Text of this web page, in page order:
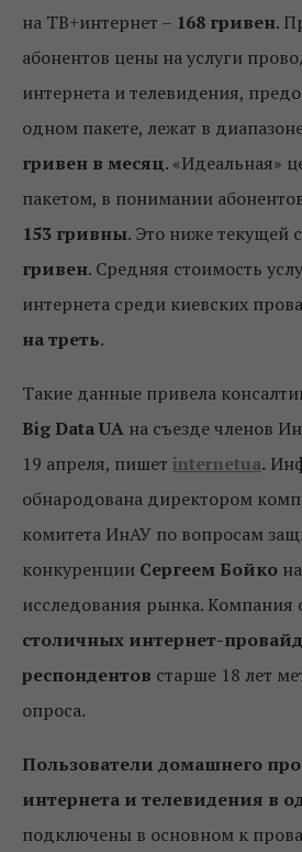
на ТВ+интернет – 168 гривен.
абонентов цены на услуги
интернета и телевидения,
одном пакете, лежат в
гривен в месяц. «Идеальная»
пакетом, в понимании
153 гривны. Это ниже текущей
гривен. Средняя стоимость
интернета среди киевских
на треть.
Такие данные привела
Big Data UА на съезде членов
19 апреля, пишет internetua.
обнародована директором
комитета ИнАУ по вопросам
конкуренции Сергеем Бойко
исследования рынка. Компания
столичных интернет-
респондентов старше 18 лет
опроса.
Пользователи домашнего
интернета и телевидения в
подключены в основном к